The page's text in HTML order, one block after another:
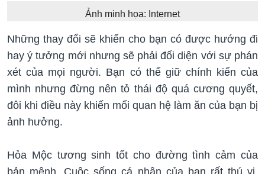
Ảnh minh họa: Internet
Những thay đổi sẽ khiến cho bạn có được hướng đi
hay ý tưởng mới nhưng sẽ phải đối diện với sự phán
xét của mọi người. Bạn có thể giữ chính kiến của
mình nhưng đừng nên tỏ thái độ quá cương quyết,
đôi khi điều này khiến mối quan hệ làm ăn của bạn bị
ảnh hưởng.
Hỏa Mộc tương sinh tốt cho đường tình cảm của
bản mệnh. Cuộc sống cá nhân của bạn rất thú vị,